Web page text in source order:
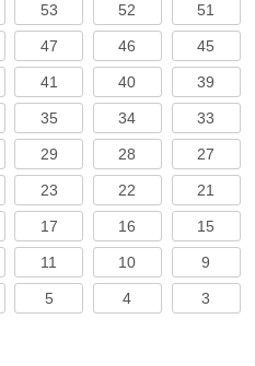
53 52 51
47 46 45
41 40 39
35 34 33
29 28 27
23 22 21
17 16 15
11 10 9
5 4 3